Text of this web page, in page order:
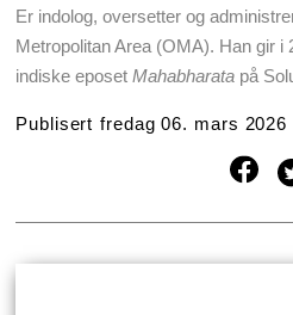
er indolog, oversetter og administrerende direktør i Oslo
Metropolitan Area (OMA). Han gir i
indiske eposetMahabharata på
Publisert fredag 06. mars 2026